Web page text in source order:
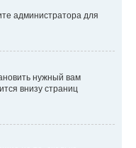
администратора для
нужный вам
внизу страниц